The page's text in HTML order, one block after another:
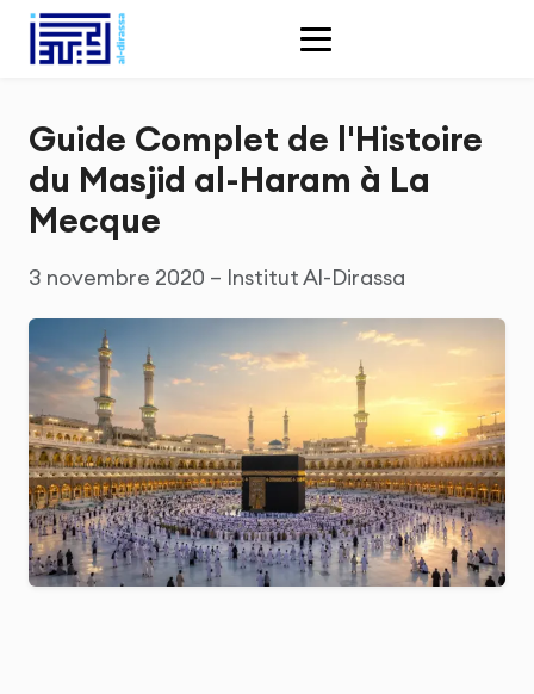
Guide Complet de l'Histoire
du Masjid al-Haram à La
Mecque
3 novembre 2020 – Institut Al-Dirassa